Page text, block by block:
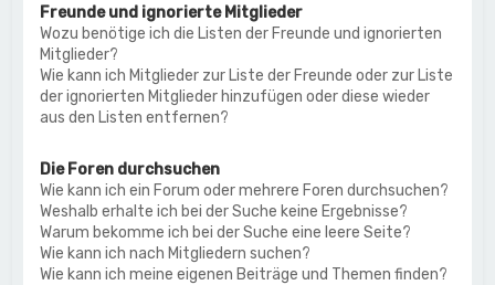
Freunde und ignorierte Mitglieder
Wozu benötige ich die Listen der Freunde und ignorierten
Mitglieder?
Wie kann ich Mitglieder zur Liste der Freunde oder zur Liste
der ignorierten Mitglieder hinzufügen oder diese wieder
aus den Listen entfernen?
Die Foren durchsuchen
Wie kann ich ein Forum oder mehrere Foren durchsuchen?
Weshalb erhalte ich bei der Suche keine Ergebnisse?
Warum bekomme ich bei der Suche eine leere Seite?
Wie kann ich nach Mitgliedern suchen?
Wie kann ich meine eigenen Beiträge und Themen finden?